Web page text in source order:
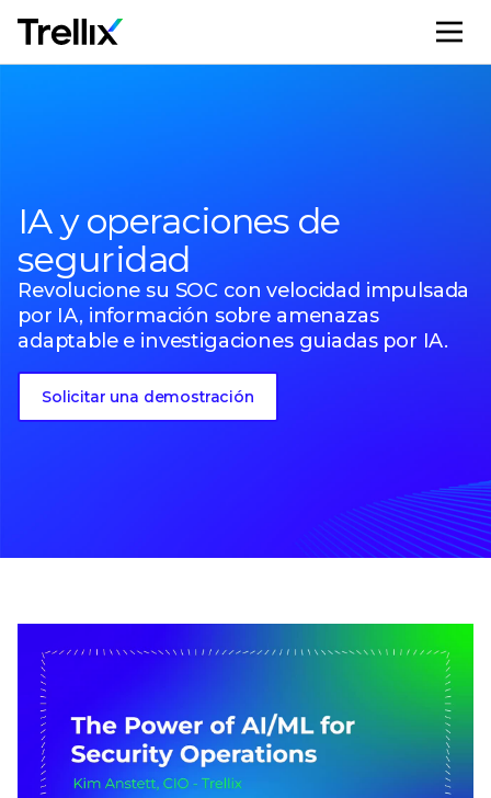
IA y operaciones de
seguridad
Revolucione su SOC con velocidad impulsada
por IA, información sobre amenazas
adaptable e investigaciones guiadas por IA.
Solicitar una demostración